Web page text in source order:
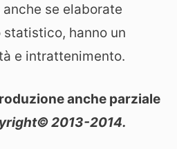
se elaborate
hanno un
e intrattenimento.
anche parziale
2013-2014.